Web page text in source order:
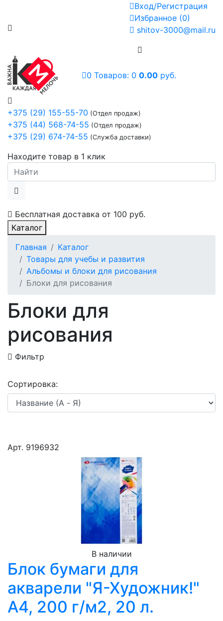
Вход/Регистрация
Избранное (0)
shitov-3000@mail.ru
+375 (29) 155-55-70 (Отдел продаж)
+375 (44) 568-74-55 (Отдел продаж)
+375 (29) 674-74-55 (Служба доставки)
Находите товар в 1 клик
Бесплатная доставка от 100 руб.
0 Товаров: 0 0.00 руб.
Каталог
Главная
Каталог
Товары для учебы и развития
Альбомы и блоки для рисования
Блоки для рисования
Блоки для
рисования
Фильтр
Сортировка:
Арт. 9196932
В наличии
Блок бумаги для
акварели "Я-Художник!"
А4, 200 г/м2, 20 л.